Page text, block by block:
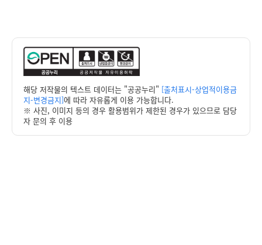
해당 저작물의 텍스트 데이터는 "공공누리" [출처표시-상업적이용금
지-변경금지]에 따라 자유롭게 이용 가능합니다.
※ 사진, 이미지 등의 경우 활용범위가 제한된 경우가 있으므로 담당
자 문의 후 이용